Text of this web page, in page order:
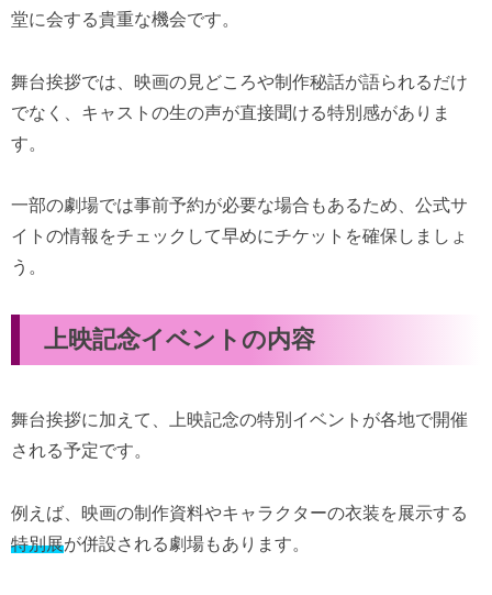
堂に会する貴重な機会です。
舞台挨拶では、映画の見どころや制作秘話が語られるだけ
でなく、キャストの生の声が直接聞ける特別感がありま
す。
一部の劇場では事前予約が必要な場合もあるため、公式サ
イトの情報をチェックして早めにチケットを確保しましょ
う。
上映記念イベントの内容
舞台挨拶に加えて、上映記念の特別イベントが各地で開催
される予定です。
例えば、映画の制作資料やキャラクターの衣装を展示する
特別展が併設される劇場もあります。